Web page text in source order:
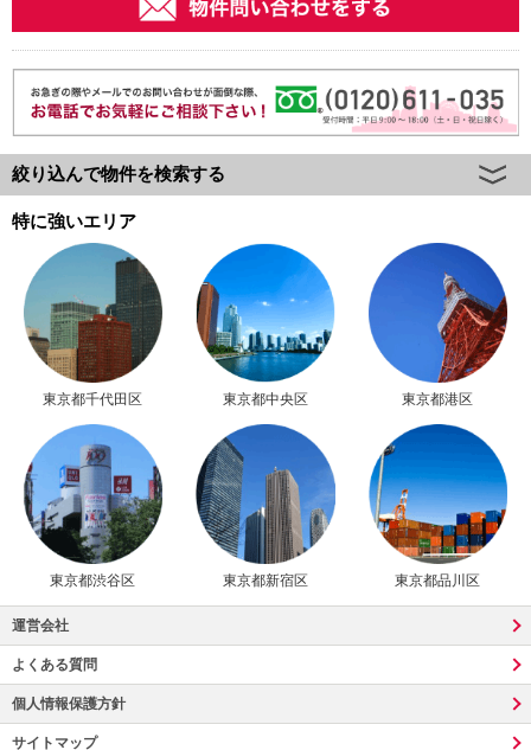
絞り込んで物件を検索する
特に強いエリア
東京都千代田区 東京都中央区 東京都港区
東京都渋谷区 東京都新宿区 東京都品川区
運営会社
よくある質問
個人情報保護方針
サイトマップ